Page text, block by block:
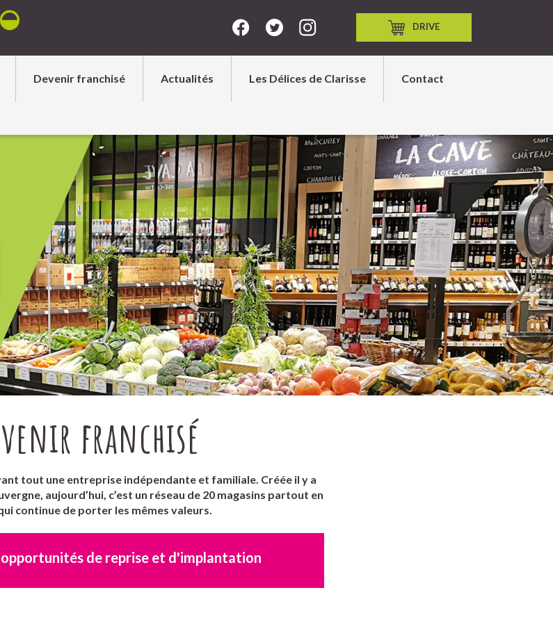
DRIVE
Devenir franchisé Actualités Les Délices de Clarisse Contact
franchisé
tout une entreprise indépendante et familiale. Créée il y a
aujourd’hui, c’est un réseau de 20 magasins partout en
continue de porter les mêmes valeurs.
de reprise et d'implantation